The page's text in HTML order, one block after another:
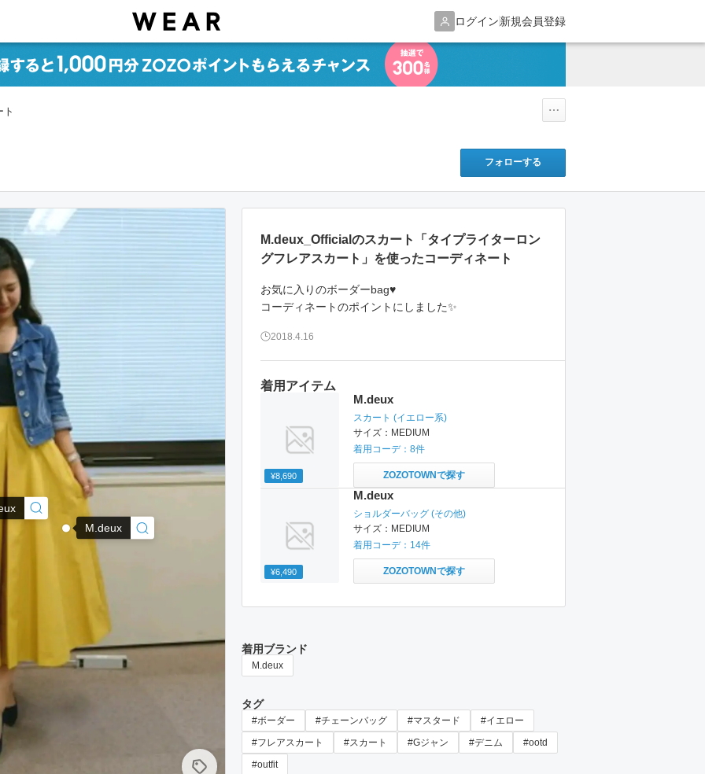
ログイン新規会員登録
フォローする
M.deux
着用アイテム
¥8,690
M.deux
スカート (イエロー系)
サイズ： MEDIUM
着用コーデ： 8件
ZOZOTOWNで探す
¥6,490
M.deux
ショルダーバッグ (その他)
サイズ： MEDIUM
着用コーデ： 14件
ZOZOTOWNで探す
M.deux_Officialのスカート「タイプライターロン
グフレアスカート」を使ったコーディネート
お気に入りのボーダーbag♥
コーディネートのポイントにしました✨
2018.4.16
着用ブランド
M.deux
タグ
#ボーダー #チェーンバッグ #マスタード
#イエロー
#フレアスカート
#スカート #Gジャン #デニム
#ootd
#outfit